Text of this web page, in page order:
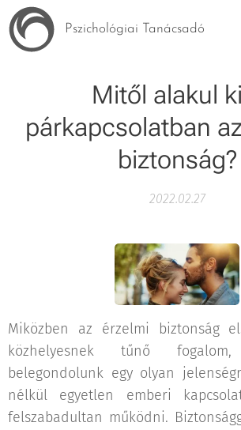
Pszichológiai Tanácsadó
Mitől alakul
párkapcsolatban
biztonság?
2022.02.27
Miközben az érzelmi biztonság
közhelyesnek tűnő
belegondolunk egy olyan
nélkül egyetlen emberi
felszabadultan működni.